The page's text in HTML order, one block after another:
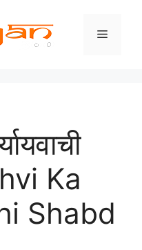
Menu
Ka
Shabd